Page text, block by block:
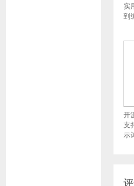
实
到
开
支
示